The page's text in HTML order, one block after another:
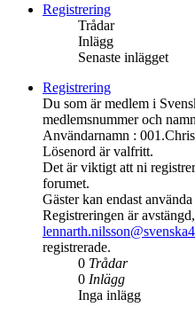
Registrering
Trådar
Inlägg
Senaste inlägget
Registrering
Du som är medlem i
medlemsnummer och
Användarnamn :
Lösenord är valfritt.
Det är viktigt att ni
forumet.
Gäster kan endast
Registreringen är
registrerade.
0 Trådar
0 Inlägg
Inga inlägg